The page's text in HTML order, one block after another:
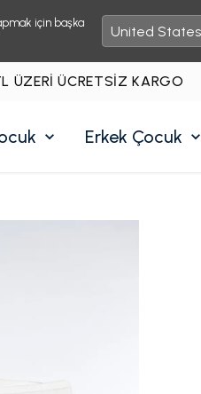
için başka
ÜZERI ÜCRETSIZ KARGO
Erkek Çocuk